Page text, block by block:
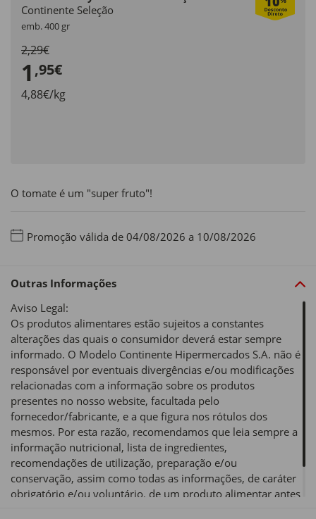
Continente Seleção
emb. 400 gr
2,29€
1 ,95€
4,88€/kg
O tomate é um "super fruto"!
Promoção válida de 04/08/2026 a 10/08/2026
Outras Informações
Aviso Legal:
Os produtos alimentares estão sujeitos a constantes
alterações das quais o consumidor deverá estar sempre
informado. O Modelo Continente Hipermercados S.A. não é
responsável por eventuais divergências e/ou modificações
relacionadas com a informação sobre os produtos
presentes no nosso website, facultada pelo
fornecedor/fabricante, e a que figura nos rótulos dos
mesmos. Por esta razão, recomendamos que leia sempre a
informação nutricional, lista de ingredientes,
recomendações de utilização, preparação e/ou
conservação, assim como todas as informações, de caráter
obrigatório e/ou voluntário, de um produto alimentar antes